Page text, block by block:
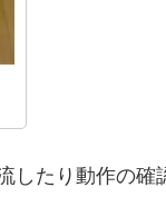
したり動作の確